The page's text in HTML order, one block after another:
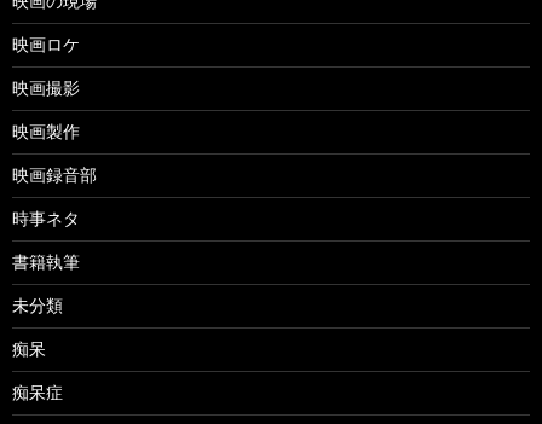
映画ロケ
映画撮影
映画製作
映画録音部
時事ネタ
書籍執筆
未分類
痴呆
痴呆症